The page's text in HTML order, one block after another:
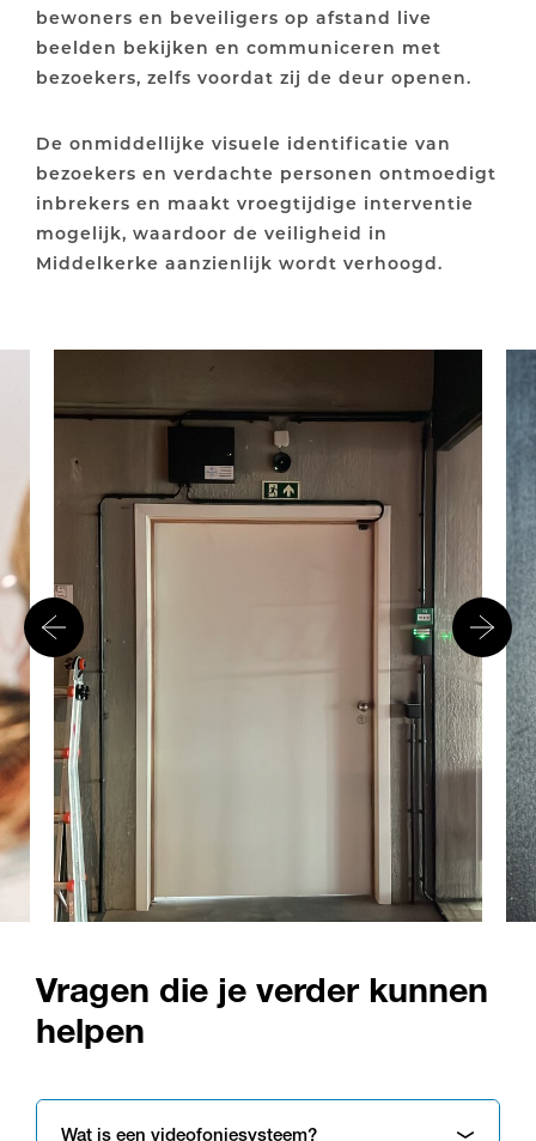
bewoners en beveiligers op afstand live
beelden bekijken en communiceren met
bezoekers, zelfs voordat zij de deur openen.
De onmiddellijke visuele identificatie van
bezoekers en verdachte personen ontmoedigt
inbrekers en maakt vroegtijdige interventie
mogelijk, waardoor de veiligheid in
Middelkerke aanzienlijk wordt verhoogd.
Vragen die je verder kunnen
helpen
Wat is een videofoniesysteem?